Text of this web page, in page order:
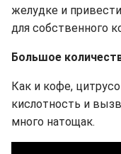
желудке и
для собственного
Большое
Как и кофе,
кислотность и
много натощак.